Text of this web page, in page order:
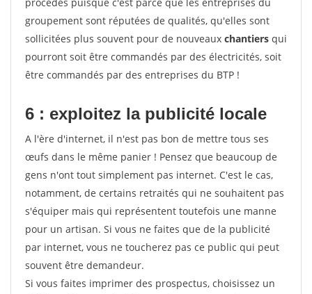
groupement sont réputées de qualités, qu'elles sont
sollicitées plus souvent pour de nouveaux chantiers qui
pourront soit être commandés par des électricités, soit
être commandés par des entreprises du BTP !
6 : exploitez la publicité locale
A l'ère d'internet, il n'est pas bon de mettre tous ses
œufs dans le même panier ! Pensez que beaucoup de
gens n'ont tout simplement pas internet. C'est le cas,
notamment, de certains retraités qui ne souhaitent pas
s'équiper mais qui représentent toutefois une manne
pour un artisan. Si vous ne faites que de la publicité
par internet, vous ne toucherez pas ce public qui peut
souvent être demandeur.
Si vous faites imprimer des prospectus, choisissez un